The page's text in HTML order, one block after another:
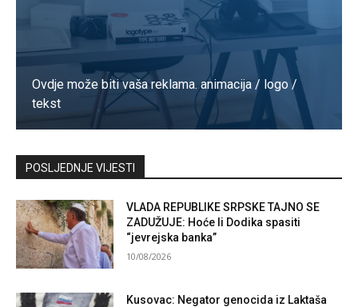
Ovdje može biti vaša reklama. animacija / logo /
tekst
Kontaktirajte nas
POSLJEDNJE VIJESTI
VLADA REPUBLIKE SRPSKE TAJNO SE
ZADUŽUJE: Hoće li Dodika spasiti
“jevrejska banka”
10/08/2026
Kusovac: Negator genocida iz Laktaša